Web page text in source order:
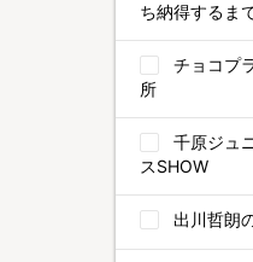
ち納得するま
チョコプ
所
千原ジュ
スSHOW
出川哲朗